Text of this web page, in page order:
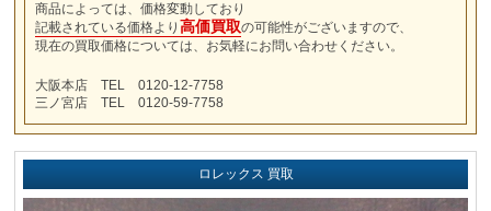
商品によっては、価格変動しており
記載されている価格より 高価買取の可能性がございますので、
現在の買取価格については、お気軽にお問い合わせください。
大阪本店 TEL 0120-12-7758
三ノ宮店 TEL 0120-59-7758
ロレックス 買取